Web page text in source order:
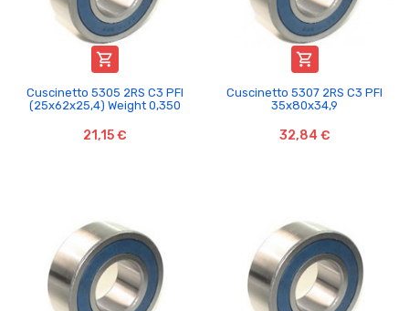

Cuscinetto 5305 2RS C3 PFI
(25x62x25,4) Weight 0,350
21,15 €

Cuscinetto 5307 2RS C3 PFI
35x80x34,9
32,84 €